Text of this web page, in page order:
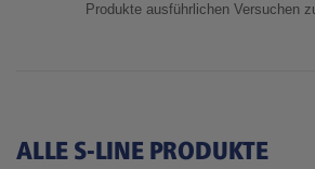
Produkte ausführlichen Versuchen
ALLE S-LINE PRODUKTE